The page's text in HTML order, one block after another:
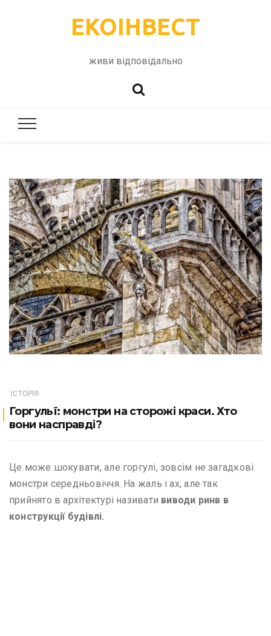
ЕКОІНВЕСТ
живи відповідально
ІСТОРІЯ
Горгульї: монстри на сторожі краси. Хто
вони насправді?
Це може шокувати, але горгулі, зовсім не загадкові
монстри середньовіччя. На жаль і ах, але так
прийнято в архітектурі називати виводи ринв в
конструкції будівлі.